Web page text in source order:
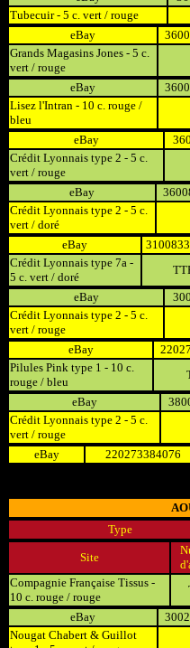
Tubecuir - 5 c. vert / rouge
eBay
Grands Magasins Jones - 5 c.
vert / rouge
eBay
Lisez l'Intran - 10 c. rouge /
bleu
eBay
Crédit Lyonnais type 2 - 5 c.
vert / rouge
eBay
Crédit Lyonnais type 2 - 5 c.
vert / doré
eBay
Crédit Lyonnais type 7a -
5 c. vert / doré
eBay
Crédit Lyonnais type 2 - 5 c.
vert / rouge
eBay
Pilules Pink type 1 - 10 c.
rouge / bleu
eBay
Crédit Lyonnais type 2 - 5 c.
vert / rouge
eBay
220273384076
Type
Site
Compagnie Française Tissus -
10 c. rouge / rouge
eBay
Nougat Chabert & Guillot